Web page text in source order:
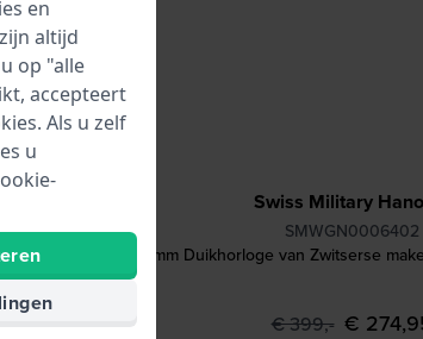
Swiss Military
SMWGN0006402
Breakwater 43 mm Duikhorloge van Zwitserse
€ 399,- €
en
altijd
op "alle
accepteert
Als u zelf
u